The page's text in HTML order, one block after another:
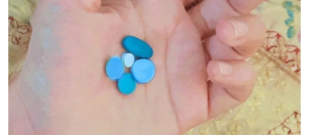
kesiapsiagaan serta pengawasan terhadap
semua pesakit yang mendapatkan rawatan,”
katanya.
Muat turun aplikasi Sinar Harian.Klik di sini!
Jawab soalan kaji selidik dan
dapatkan
×